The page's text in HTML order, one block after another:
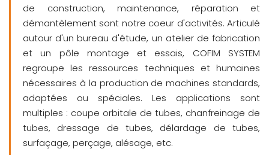
de construction, maintenance, réparation et
démantèlement sont notre coeur d'activités. Articulé
autour d'un bureau d'étude, un atelier de fabrication
et un pôle montage et essais, COFIM SYSTEM
regroupe les ressources techniques et humaines
nécessaires à la production de machines standards,
adaptées ou spéciales. Les applications sont
multiples : coupe orbitale de tubes, chanfreinage de
tubes, dressage de tubes, délardage de tubes,
surfaçage, perçage, alésage, etc.